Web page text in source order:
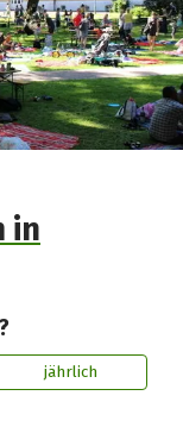
in
jährlich